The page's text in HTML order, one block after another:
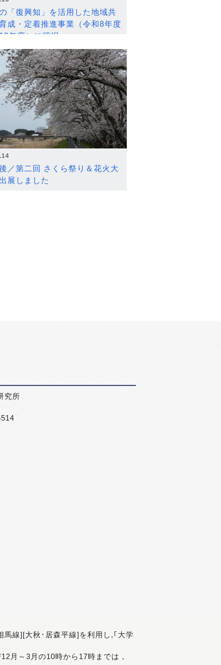
「復興知」を活用した地域共
成・定着推進事業（令和8年度
年度）に採択
／第二回 さくら祭り＆花火大
展しました
究所
線][大秋･居森平線]を利用し,｢大学
月～3月の10時から17時までは，